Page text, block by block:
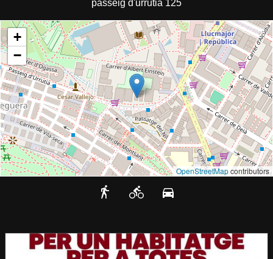
passeig d'urrutia 125
+
−
OpenStreetMapcontributors